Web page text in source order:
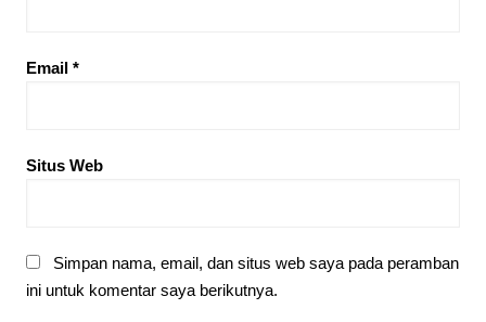
Email *
Situs Web
Simpan nama, email, dan situs web saya pada peramban
ini untuk komentar saya berikutnya.